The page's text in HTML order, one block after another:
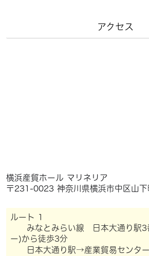
アクセス
横浜産貿ホール マリネリア
〒231-0023 神奈川県横浜市中区山
ルート 1
みなとみらい線 日本大通り駅3
ー)から徒歩3分
日本大通り駅→産業貿易センタ